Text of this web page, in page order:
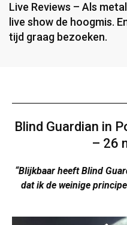
Live Reviews – Als
live show de hoogmis.
tijd graag bezoeken.
Blind Guardian in
– 26
“Blijkbaar heeft Blind
dat ik de weinige